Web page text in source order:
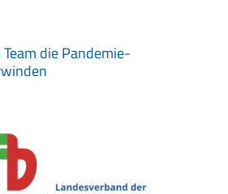
die Pandemie-